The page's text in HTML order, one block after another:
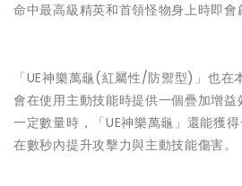
命中最高級精英和首領怪物身上時即會
「UE神樂萬龜(紅屬性/防禦型)」也在
會在使用主動技能時提供一個疊加增
一定數量時，「UE神樂萬龜」還能獲
在數秒內提升攻擊力與主動技能傷害。